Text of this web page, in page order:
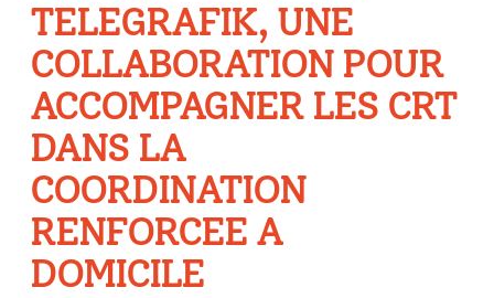
TELEGRAFIK, UNE
COLLABORATION POUR
ACCOMPAGNER LES CRT
DANS LA
COORDINATION
RENFORCEE A
DOMICILE